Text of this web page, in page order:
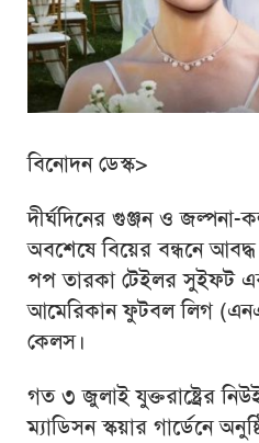
বিনোদন ডেস্ক>
দীর্ঘদিনের গুঞ্জন ও জল্পনা-
অবশেষে বিয়ের বন্ধনে আবদ্ধ
পপ তারকা টেইলর সুইফট
আমেরিকান ফুটবল লিগ
কেলস।
গত ৩ জুলাই যুক্তরাষ্ট্রের
ম্যাডিসন স্কয়ার গার্ডেনে